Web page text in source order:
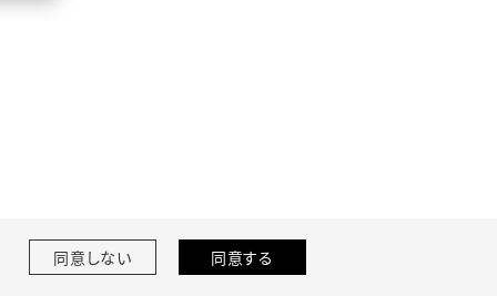
同意しない 同意する